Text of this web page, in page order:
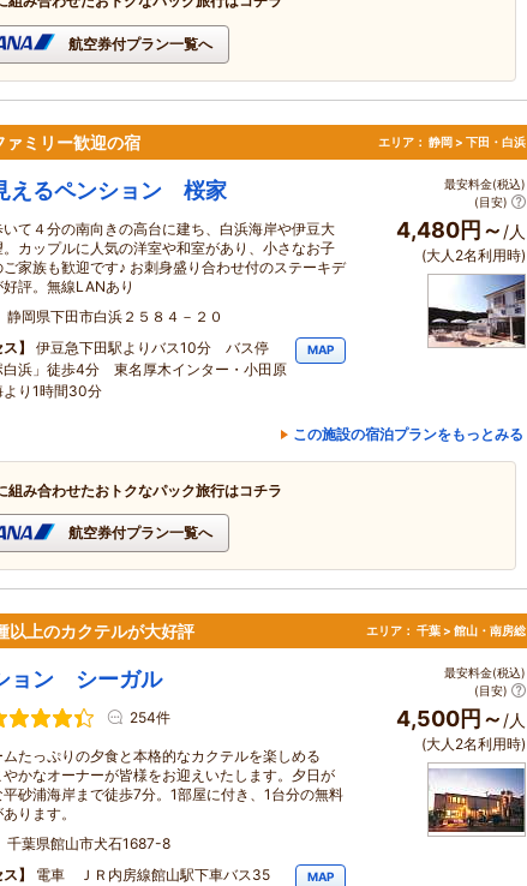
航空券付プラン一覧へ
ミリー歓迎の宿 エリア： 静岡 > 下田・白浜
えるペンション 桜家
て４分の南向きの高台に建ち、白浜海岸や伊豆大
カップルに人気の洋室や和室があり、小さなお子
家族も歓迎です♪ お刺身盛り合わせ付のステーキデ
好評。無線LANあり
静岡県下田市白浜２５８４－２０
ス
伊豆急下田駅よりバス10分 バス停
白浜」徒歩4分 東名厚木インター・小田原
より1時間30分
MAP
最安料金(税込)
(目安)
4,480円～ /人
(大人2名利用時)
この施設の宿泊プランをもっとみる
組み合わせたおトクなパック旅行はコチラ
航空券付プラン一覧へ
以上のカクテルが大好評 エリア： 千葉 > 館山・南房総
ョン シーガル
254件
たっぷりの夕食と本格的なカクテルを楽しめる
かなオーナーが皆様をお迎えいたします。夕日が
平砂浦海岸まで徒歩7分。1部屋に付き、1台分の無料
ります。
千葉県館山市犬石1687-8
ス
電車 ＪＲ内房線館山駅下車バス35
MAP
最安料金(税込)
(目安)
4,500円～/人
(大人2名利用時)